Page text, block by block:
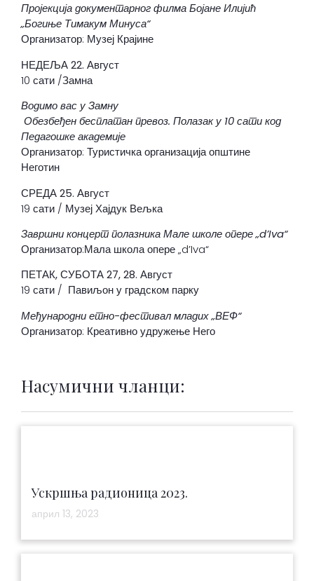
Пројекција документарног филма Бојане Илијић
„Богиње Тимакум Минуса“
Организатор: Музеј Крајине
НЕДЕЉА 22. Август
10 сати /Замна
Водимо вас у Замну
Обезбеђен бесплатан превоз. Полазак у 10 сати код
Педагошке академије
Организатор: Туристичка организација општине
Неготин
СРЕДА 25. Август
19 сати / Музеј Хајдук Вељка
Завршни концерт полазника Мале школе опере „d’Iva“
Организатор:Мала школа опере „d’Iva“
ПЕТАК, СУБОТА27, 28. Август
19 сати / Павиљон у градском парку
Међународни етно-фестивал младих „ВЕФ“
Организатор: Креативно удружење Него
Насумични чланци:
Ускршња радионица 2023.
април 13, 2023